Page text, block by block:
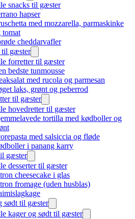
snacks til gæster
hapser
med mozzarella, parmaskinke
tomat
cheddarvafler
til gæster
forretter til gæster
bedste tunmousse
med rucola og parmesan
laks, grønt og peberrod
til gæster
hovedretter til gæster
tortilla med kødboller og
med salsiccia og fløde
i panang karry
gæster
desserter til gæster
cheesecake i glas
fromage (uden husblas)
sødt til gæster
kager og sødt til gæster